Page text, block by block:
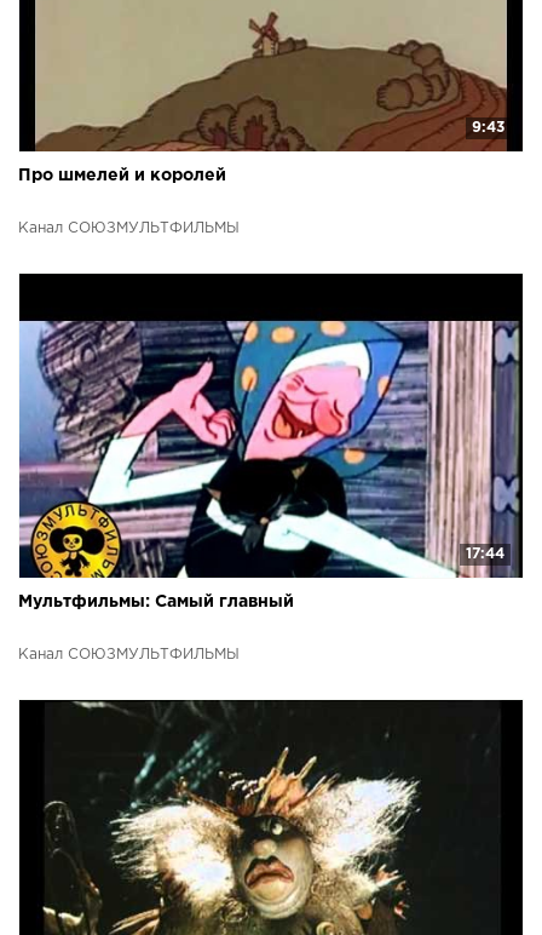
9:43
Про шмелей и королей
Канал СОЮЗМУЛЬТФИЛЬМЫ
17:44
Мультфильмы: Самый главный
Канал СОЮЗМУЛЬТФИЛЬМЫ